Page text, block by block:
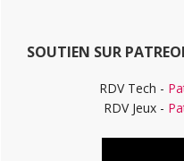
SOUTIEN SUR
RDV Tech -
RDV Jeux -